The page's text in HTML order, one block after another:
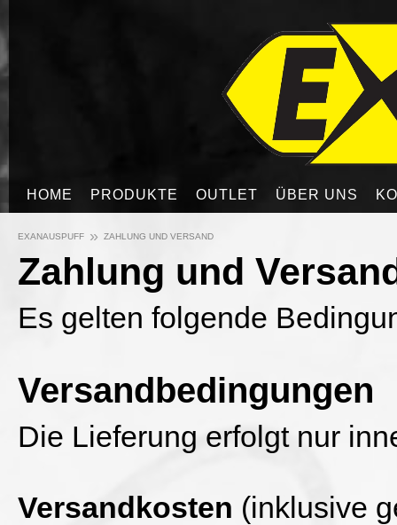
HOME PRODUKTE OUTLET ÜBER UNS
EXANAUSPUFF » ZAHLUNG UND VERSAND
Zahlung und
Es gelten folgende
Versandbedingungen
Die Lieferung erfolgt nur
Versandkosten (inklusive